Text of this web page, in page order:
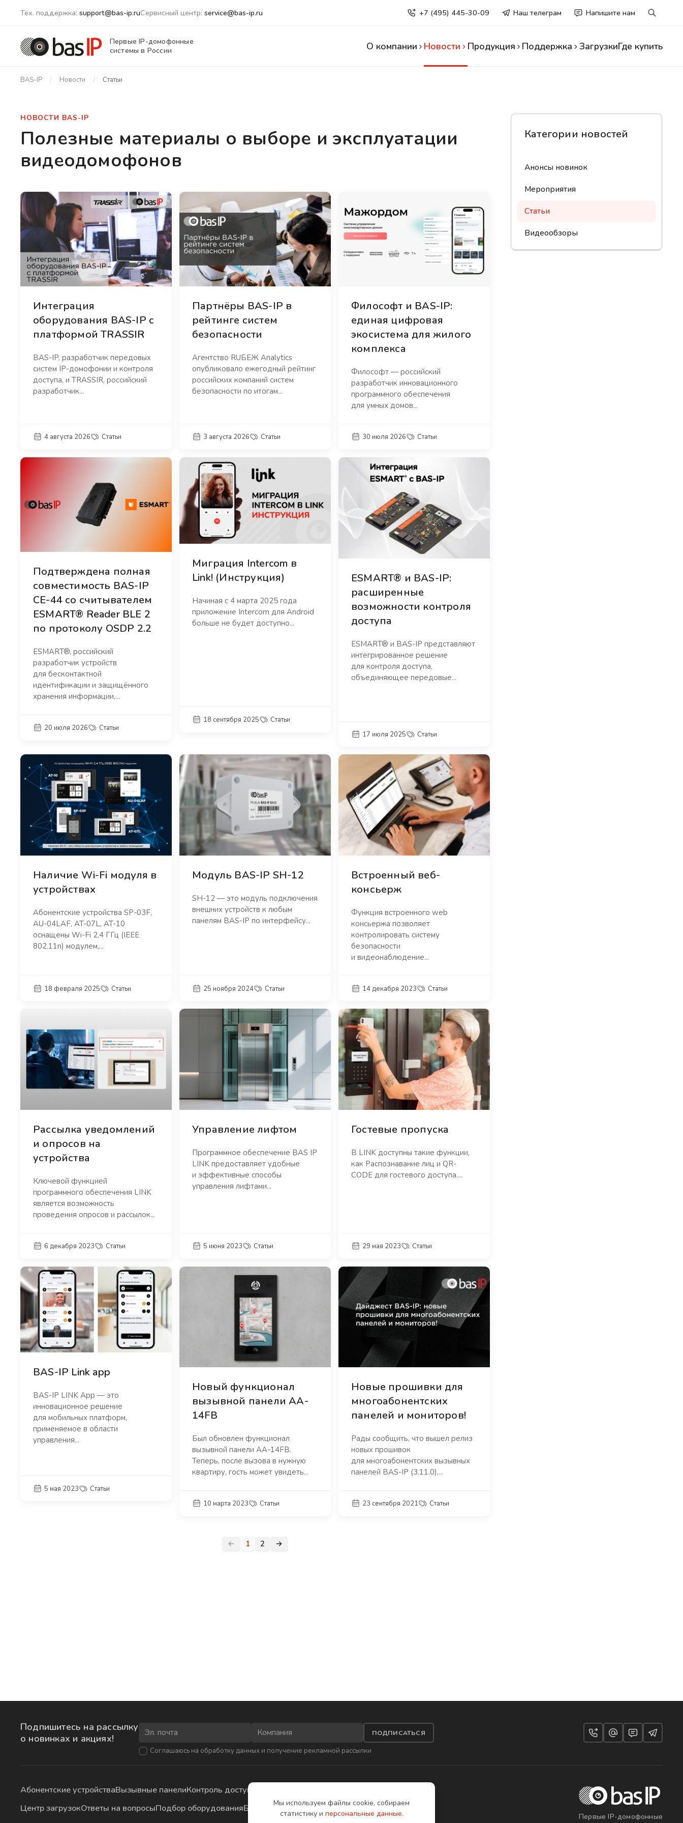
Тех. поддержка: support@bas-ip.ruСервисный центр: service@bas-ip.ru +7 (495) 445-30-09 Наш телеграм Напишите нам
Первые IP-домофонные
системы в России
О компании Новости Продукция Поддержка ЗагрузкиГде купить
BAS-IP Новости Статьи
НОВОСТИ BAS-IP
Полезные материалы о выборе и эксплуатации
видеодомофонов
Интеграция
оборудования BAS-IP с
платформой TRASSIR
BAS-IP, разработчик передовых
систем IP-домофонии и контроля
доступа, и TRASSIR, российский
разработчик...
4 августа 2026 Статьи
Партнёры BAS-IP в
рейтинге систем
безопасности
Агентство RUБЕЖ Analytics
опубликовало ежегодный рейтинг
российских компаний систем
безопасности по итогам...
3 августа 2026 Статьи
Философт и BAS-IP:
единая цифровая
экосистема для жилого
комплекса
Философт — российский
разработчик инновационного
программного обеспечения
для умных домов...
30 июля 2026 Статьи
Подтверждена полная
совместимость BAS-IP
CE-44 со считывателем
ESMART® Reader BLE 2
по протоколу OSDP 2.2
ESMART®, российский
разработчик устройств
для бесконтактной
идентификации и защищённого
хранения информации,...
20 июля 2026 Статьи
Миграция Intercom в
Link! (Инструкция)
Начиная с 4 марта 2025 года
приложение Intercom для Android
больше не будет доступно...
18 сентября 2025 Статьи
ESMART® и BAS-IP:
расширенные
возможности контроля
доступа
ESMART® и BAS-IP представляют
интегрированное решение
для контроля доступа,
объединяющее передовые...
17 июля 2025 Статьи
Наличие Wi-Fi модуля в
устройствах
Абонентские устройства SP-03F,
AU-04LAF, AT-07L, AT-10
оснащены Wi-Fi 2,4 ГГц (IEEE
802.11n) модулем,...
18 февраля 2025 Статьи
Модуль BAS-IP SH-12
SH-12 — это модуль подключения
внешних устройств к любым
панелям BAS-IP по интерфейсу...
25 ноября 2024 Статьи
Встроенный веб-
консьерж
Функция встроенного web
консьержа позволяет
контролировать систему
безопасности
и видеонаблюдение...
14 декабря 2023 Статьи
Рассылка уведомлений
и опросов на
устройства
Ключевой функцией
программного обеспечения LINK
является возможность
проведения опросов и рассылок...
6 декабря 2023 Статьи
Управление лифтом
Программное обеспечение BAS IP
LINK предоставляет удобные
и эффективные способы
управления лифтами...
5 июня 2023 Статьи
Гостевые пропуска
В LINK доступны такие функции,
как Распознавание лиц и QR-
CODE для гостевого доступа....
29 мая 2023 Статьи
BAS-IP Link app
BAS-IP LINK App — это
инновационное решение
для мобильных платформ,
применяемое в области
управления...
5 мая 2023 Статьи
Новый функционал
вызывной панели AA-
14FB
Был обновлен функционал
вызывной панели AA-14FB.
Теперь, после вызова в нужную
квартиру, гость может увидеть...
10 марта 2023 Статьи
Новые прошивки для
многоабонентских
панелей и мониторов!
Рады сообщить, что вышел релиз
новых прошивок
для многоабонентских вызывных
панелей BAS-IP (3.11.0),...
23 сентября 2021 Статьи
1 2
Категории новостей
Анонсы новинок
Мероприятия
Статьи
Видеообзоры
Подпишитесь на рассылку
о новинках и акциях!
ПОДПИСАТЬСЯ
Соглашаюсь на обработку данныхи получение рекламной рассылки
Абонентские устройстваВызывные панелиКонтроль доступа
Центр загрузокОтветы на вопросыПодбор оборудованияБесплатное обучение
Первые IP-домофонные
Мы используем файлы cookie, собираем
статистику и персональные данные.